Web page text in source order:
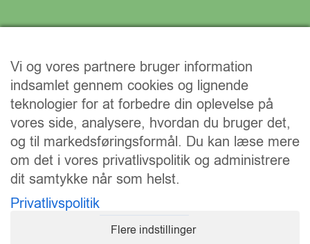
Vi understøtter FN’s verdensmål:
Vi og vores partnere bruger information
indsamlet gennem cookies og lignende
teknologier for at forbedre din oplevelse på
vores side, analysere, hvordan du bruger det,
og til markedsføringsformål. Du kan læse mere
om det i vores privatlivspolitik og administrere
dit samtykke når som helst.
Privatlivspolitik
Flere indstillinger